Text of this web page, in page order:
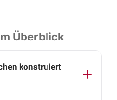
Überblick
konstruiert